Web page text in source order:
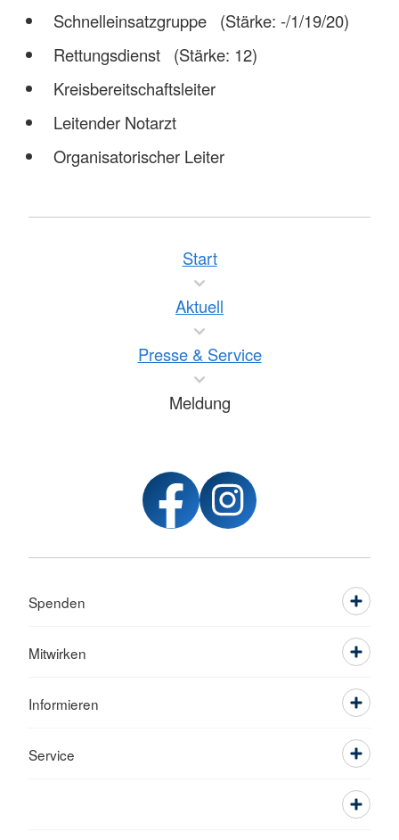
Schnelleinsatzgruppe (Stärke: -/1/19/20)
Rettungsdienst (Stärke: 12)
Kreisbereitschaftsleiter
Leitender Notarzt
Organisatorischer Leiter
Start
Aktuell
Presse & Service
Meldung
Spenden
Mitwirken
Informieren
Service